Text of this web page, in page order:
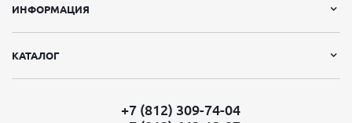
ИНФОРМАЦИЯ
КАТАЛОГ
+7 (812) 309-74-04